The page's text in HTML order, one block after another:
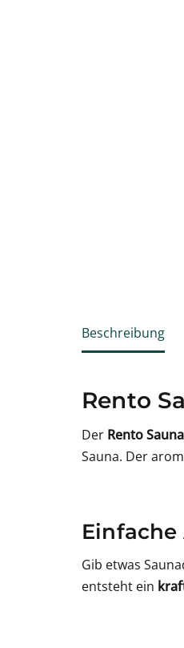
Beschreibung
Rento
Der Rento
Sauna. Der
Gib etwas
entsteht ein